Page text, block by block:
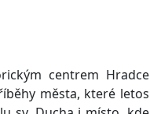
centrem Hradce
města, které letos